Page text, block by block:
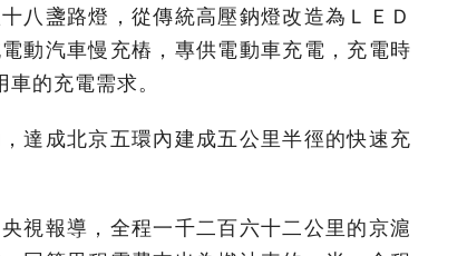
八盞路燈，從傳統高壓鈉燈改造為ＬＥＤ
動汽車慢充樁，專供電動車充電，充電時
的充電需求。
達成北京五環內建成五公里半徑的快速充
視報導，全程一千二百六十二公里的京滬